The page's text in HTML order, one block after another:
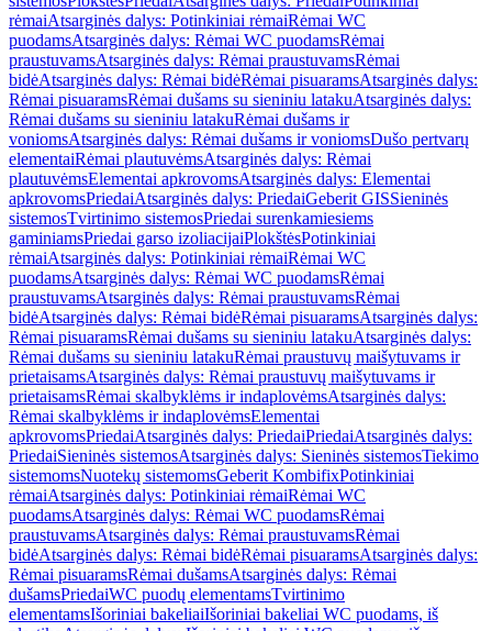
rėmaiAtsarginės dalys: Potinkiniai rėmaiRėmai WC
puodamsAtsarginės dalys: Rėmai WC puodamsRėmai
praustuvamsAtsarginės dalys: Rėmai praustuvamsRėmai
bidėAtsarginės dalys: Rėmai bidėRėmai pisuaramsAtsarginės dalys:
Rėmai pisuaramsRėmai dušams su sieniniu latakuAtsarginės dalys:
Rėmai dušams su sieniniu latakuRėmai dušams ir
voniomsAtsarginės dalys: Rėmai dušams ir voniomsDušo pertvarų
elementaiRėmai plautuvėmsAtsarginės dalys: Rėmai
plautuvėmsElementai apkrovomsAtsarginės dalys: Elementai
apkrovomsPriedaiAtsarginės dalys: PriedaiGeberit GISSieninės
sistemosTvirtinimo sistemosPriedai surenkamiesiems
gaminiamsPriedai garso izoliacijaiPlokštėsPotinkiniai
rėmaiAtsarginės dalys: Potinkiniai rėmaiRėmai WC
puodamsAtsarginės dalys: Rėmai WC puodamsRėmai
praustuvamsAtsarginės dalys: Rėmai praustuvamsRėmai
bidėAtsarginės dalys: Rėmai bidėRėmai pisuaramsAtsarginės dalys:
Rėmai pisuaramsRėmai dušams su sieniniu latakuAtsarginės dalys:
Rėmai dušams su sieniniu latakuRėmai praustuvų maišytuvams ir
prietaisamsAtsarginės dalys: Rėmai praustuvų maišytuvams ir
prietaisamsRėmai skalbyklėms ir indaplovėmsAtsarginės dalys:
Rėmai skalbyklėms ir indaplovėmsElementai
apkrovomsPriedaiAtsarginės dalys: PriedaiPriedaiAtsarginės dalys:
PriedaiSieninės sistemosAtsarginės dalys: Sieninės sistemosTiekimo
sistemomsNuotekų sistemomsGeberit KombifixPotinkiniai
rėmaiAtsarginės dalys: Potinkiniai rėmaiRėmai WC
puodamsAtsarginės dalys: Rėmai WC puodamsRėmai
praustuvamsAtsarginės dalys: Rėmai praustuvamsRėmai
bidėAtsarginės dalys: Rėmai bidėRėmai pisuaramsAtsarginės dalys:
Rėmai pisuaramsRėmai dušamsAtsarginės dalys: Rėmai
dušamsPriedaiWC puodų elementamsTvirtinimo
elementamsIšoriniai bakeliaiIšoriniai bakeliai WC puodams, iš